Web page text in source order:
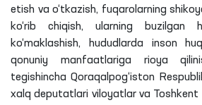
etish va o‘tkazish, fuqarolarning
ko‘rib chiqish, ularning buzilgan
ko‘maklashish, hududlarda inson
qonuniy manfaatlariga rioya
tegishincha Qoraqalpog‘iston
xalq deputatlari viloyatlar va Toshkent